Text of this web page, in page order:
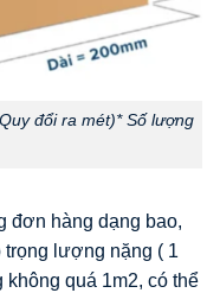
đổi ra mét)* Số lượng
hàng dạng bao,
trọng lượng nặng ( 1
quá 1m2, có thể